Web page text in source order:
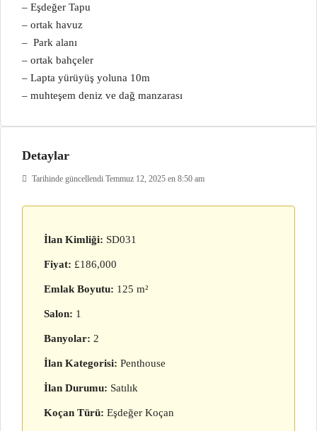
– Eşdeğer Tapu
– ortak havuz
– Park alanı
– ortak bahçeler
– Lapta yürüyüş yoluna 10m
– muhteşem deniz ve dağ manzarası
Detaylar
Tarihinde güncellendi Temmuz 12, 2025 en 8:50 am
İlan Kimliği: SD031
Fiyat: £186,000
Emlak Boyutu: 125 m²
Salon: 1
Banyolar: 2
İlan Kategorisi: Penthouse
İlan Durumu: Satılık
Koçan Türü: Eşdeğer Koçan